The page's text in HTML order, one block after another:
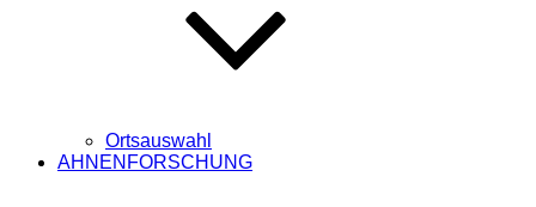
Ortsauswahl
AHNENFORSCHUNG